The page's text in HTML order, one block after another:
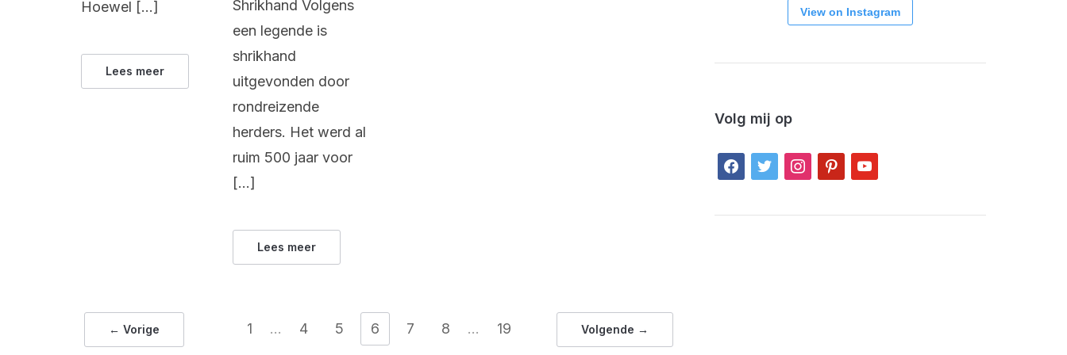
Hoewel […]
Lees meer
Shrikhand Volgens
een legende is
shrikhand
uitgevonden door
rondreizende
herders. Het werd al
ruim 500 jaar voor
[…]
Lees meer
← Vorige 1 … 4 5 6 7 8 … 19 Volgende →
View on Instagram
Volg mij op
facebook
twitter instagrampinterestyoutube